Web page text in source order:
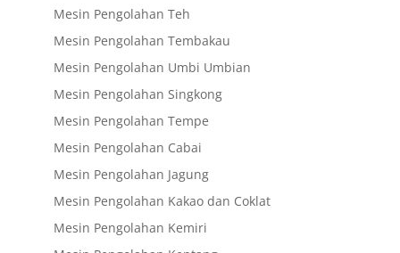
Mesin Pengolahan Teh
Mesin Pengolahan Tembakau
Mesin Pengolahan Umbi Umbian
Mesin Pengolahan Singkong
Mesin Pengolahan Tempe
Mesin Pengolahan Cabai
Mesin Pengolahan Jagung
Mesin Pengolahan Kakao dan Coklat
Mesin Pengolahan Kemiri